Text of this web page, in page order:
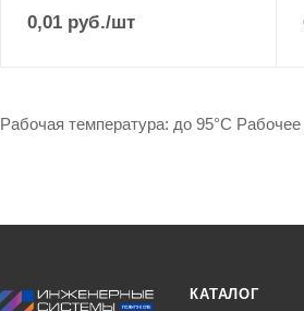
0,01 руб./шт
Рабочая температура: до 95°С
КАТАЛОГ